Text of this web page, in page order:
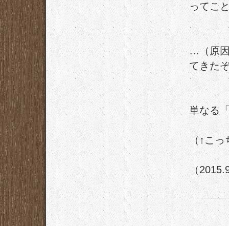
ってこ
…（原
てきた
単なる
（↑こ
（